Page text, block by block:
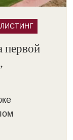
первой